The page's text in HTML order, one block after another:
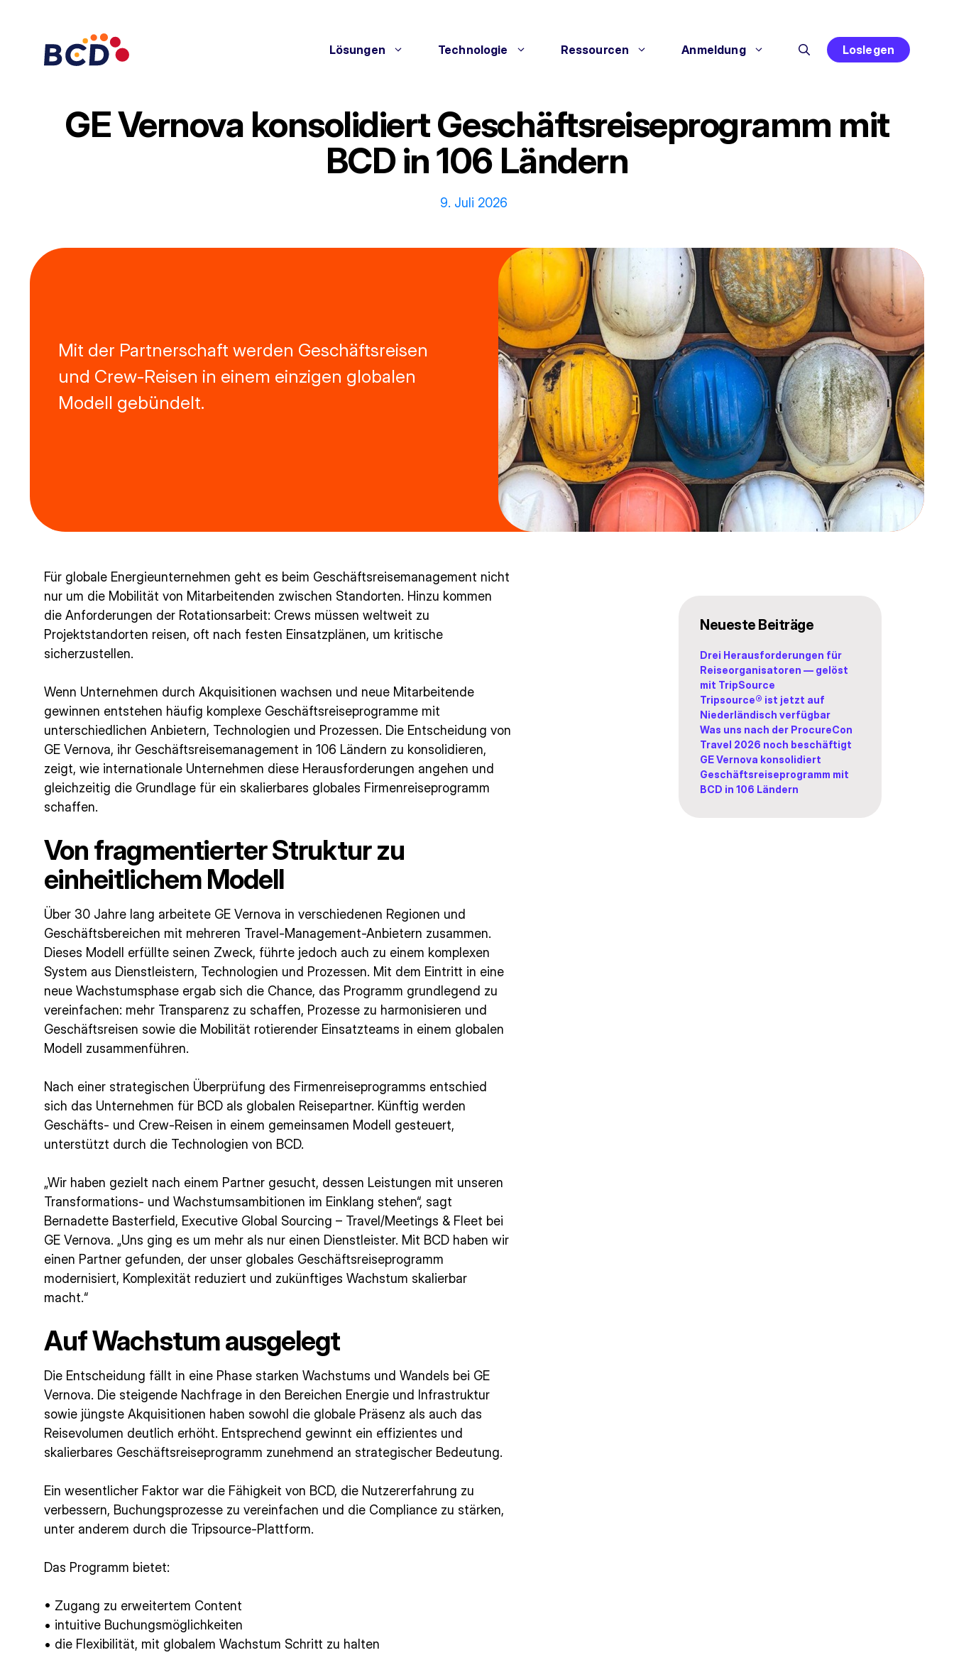
springen
Lösungen Technologie Ressourcen Anmeldung Loslegen
GE Vernova konsolidiert Geschäftsreiseprogramm mit
BCD in 106 Ländern
9. Juli 2026
Mit der Partnerschaft werden Geschäftsreisen
und Crew-Reisen in einem einzigen globalen
Modell gebündelt.
Für globale Energieunternehmen geht es beim Geschäftsreisemanagement nicht
nur um die Mobilität von Mitarbeitenden zwischen Standorten. Hinzu kommen
die Anforderungen der Rotationsarbeit: Crews müssen weltweit zu
Projektstandorten reisen, oft nach festen Einsatzplänen, um kritische
sicherzustellen.
Wenn Unternehmen durch Akquisitionen wachsen und neue Mitarbeitende
gewinnen entstehen häufig komplexe Geschäftsreiseprogramme mit
unterschiedlichen Anbietern, Technologien und Prozessen. Die Entscheidung von
GE Vernova, ihr Geschäftsreisemanagement in 106 Ländern zu konsolidieren,
zeigt, wie internationale Unternehmen diese Herausforderungen angehen und
gleichzeitig die Grundlage für ein skalierbares globales Firmenreiseprogramm
schaffen.
Von fragmentierter Struktur zu
einheitlichem Modell
Über 30 Jahre lang arbeitete GE Vernova in verschiedenen Regionen und
Geschäftsbereichen mit mehreren Travel-Management-Anbietern zusammen.
Dieses Modell erfüllte seinen Zweck, führte jedoch auch zu einem komplexen
System aus Dienstleistern, Technologien und Prozessen. Mit dem Eintritt in eine
neue Wachstumsphase ergab sich die Chance, das Programm grundlegend zu
vereinfachen: mehr Transparenz zu schaffen, Prozesse zu harmonisieren und
Geschäftsreisen sowie die Mobilität rotierender Einsatzteams in einem globalen
Modell zusammenführen.
Nach einer strategischen Überprüfung des Firmenreiseprogramms entschied
sich das Unternehmen für BCD als globalen Reisepartner. Künftig werden
Geschäfts- und Crew-Reisen in einem gemeinsamen Modell gesteuert,
unterstützt durch die Technologien von BCD.
„Wir haben gezielt nach einem Partner gesucht, dessen Leistungen mit unseren
Transformations- und Wachstumsambitionen im Einklang stehen“, sagt
Bernadette Basterfield, Executive Global Sourcing – Travel/Meetings & Fleet bei
GE Vernova. „Uns ging es um mehr als nur einen Dienstleister. Mit BCD haben wir
einen Partner gefunden, der unser globales Geschäftsreiseprogramm
modernisiert, Komplexität reduziert und zukünftiges Wachstum skalierbar
macht.“
Auf Wachstum ausgelegt
Die Entscheidung fällt in eine Phase starken Wachstums und Wandels bei GE
Vernova. Die steigende Nachfrage in den Bereichen Energie und Infrastruktur
sowie jüngste Akquisitionen haben sowohl die globale Präsenz als auch das
Reisevolumen deutlich erhöht. Entsprechend gewinnt ein effizientes und
skalierbares Geschäftsreiseprogramm zunehmend an strategischer Bedeutung.
Ein wesentlicher Faktor war die Fähigkeit von BCD, die Nutzererfahrung zu
verbessern, Buchungsprozesse zu vereinfachen und die Compliance zu stärken,
unter anderem durch die Tripsource-Plattform.
Das Programm bietet:
• Zugang zu erweitertem Content
• intuitive Buchungsmöglichkeiten
• die Flexibilität, mit globalem Wachstum Schritt zu halten
Neueste Beiträge
Drei Herausforderungen für
Reiseorganisatoren — gelöst
mit TripSource
Tripsource® ist jetzt auf
Niederländisch verfügbar
Was uns nach der ProcureCon
Travel 2026 noch beschäftigt
GE Vernova konsolidiert
Geschäftsreiseprogramm mit
BCD in 106 Ländern